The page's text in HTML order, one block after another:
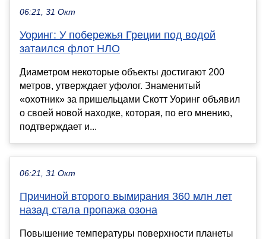
06:21, 31 Окт
Уоринг: У побережья Греции под водой
затаился флот НЛО
Диаметром некоторые объекты достигают 200
метров, утверждает уфолог. Знаменитый
«охотник» за пришельцами Скотт Уоринг объявил
о своей новой находке, которая, по его мнению,
подтверждает и...
06:21, 31 Окт
Причиной второго вымирания 360 млн лет
назад стала пропажа озона
Повышение температуры поверхности планеты